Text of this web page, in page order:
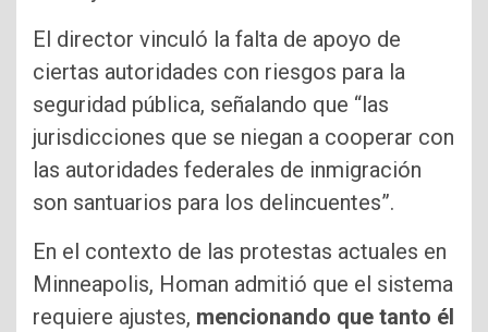
El director vinculó la falta de apoyo de
ciertas autoridades con riesgos para la
seguridad pública, señalando que “las
jurisdicciones que se niegan a cooperar con
las autoridades federales de inmigración
son santuarios para los delincuentes”.
En el contexto de las protestas actuales en
Minneapolis, Homan admitió que el sistema
requiere ajustes, mencionando que tanto él